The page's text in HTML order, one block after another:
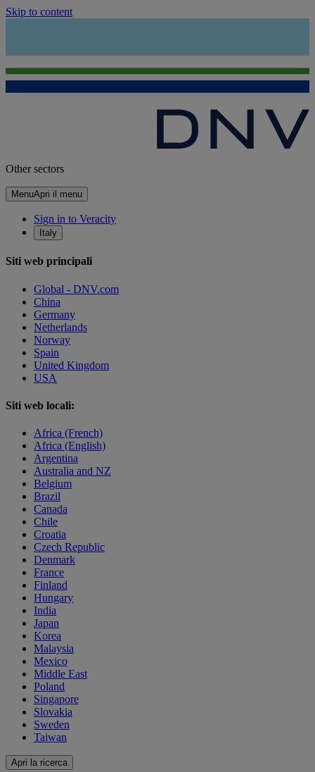
Skip to content
Other sectors
MenuApri il menu
Sign in to Veracity
Italy
Siti web principali
Global - DNV.com
China
Germany
Netherlands
Norway
Spain
United Kingdom
USA
Siti web locali:
Africa (French)
Africa (English)
Argentina
Australia and NZ
Belgium
Brazil
Canada
Chile
Croatia
Czech Republic
Denmark
France
Finland
Hungary
India
Japan
Korea
Malaysia
Mexico
Middle East
Poland
Singapore
Slovakia
Sweden
Taiwan
Apri la ricerca